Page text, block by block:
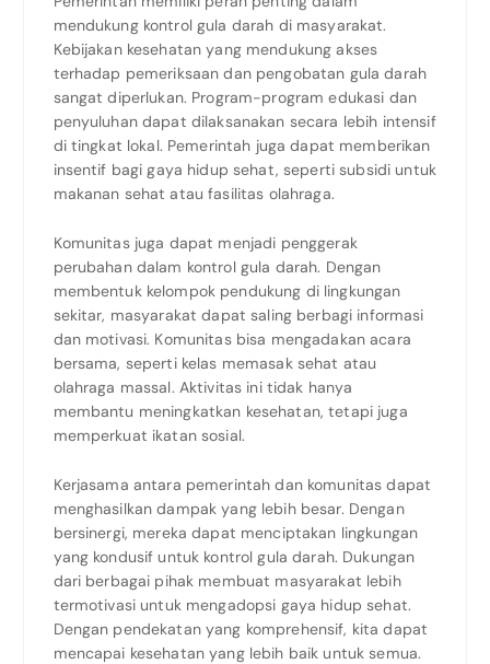
mendukung kontrol gula darah di masyarakat.
Kebijakan kesehatan yang mendukung akses
terhadap pemeriksaan dan pengobatan gula darah
sangat diperlukan. Program-program edukasi dan
penyuluhan dapat dilaksanakan secara lebih intensif
di tingkat lokal. Pemerintah juga dapat memberikan
insentif bagi gaya hidup sehat, seperti subsidi untuk
makanan sehat atau fasilitas olahraga.
Komunitas juga dapat menjadi penggerak
perubahan dalam kontrol gula darah. Dengan
membentuk kelompok pendukung di lingkungan
sekitar, masyarakat dapat saling berbagi informasi
dan motivasi. Komunitas bisa mengadakan acara
bersama, seperti kelas memasak sehat atau
olahraga massal. Aktivitas ini tidak hanya
membantu meningkatkan kesehatan, tetapi juga
memperkuat ikatan sosial.
Kerjasama antara pemerintah dan komunitas dapat
menghasilkan dampak yang lebih besar. Dengan
bersinergi, mereka dapat menciptakan lingkungan
yang kondusif untuk kontrol gula darah. Dukungan
dari berbagai pihak membuat masyarakat lebih
termotivasi untuk mengadopsi gaya hidup sehat.
Dengan pendekatan yang komprehensif, kita dapat
mencapai kesehatan yang lebih baik untuk semua.